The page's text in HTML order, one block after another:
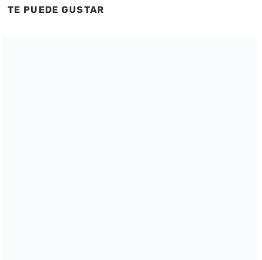
TE PUEDE GUSTAR